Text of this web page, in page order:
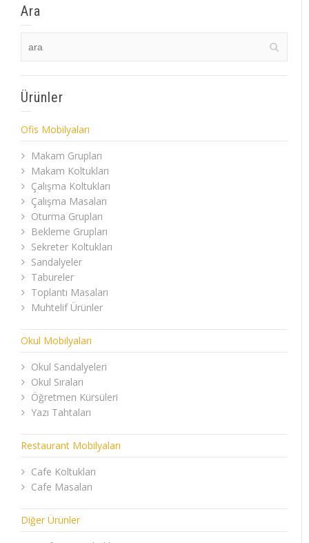
Ara
Ürünler
Ofis Mobilyaları
Makam Grupları
Makam Koltukları
Çalışma Koltukları
Çalışma Masaları
Oturma Grupları
Bekleme Grupları
Sekreter Koltukları
Sandalyeler
Tabureler
Toplantı Masaları
Muhtelif Ürünler
Okul Mobilyaları
Okul Sandalyeleri
Okul Sıraları
Öğretmen Kürsüleri
Yazı Tahtaları
Restaurant Mobilyaları
Cafe Koltukları
Cafe Masaları
Diğer Ürünler